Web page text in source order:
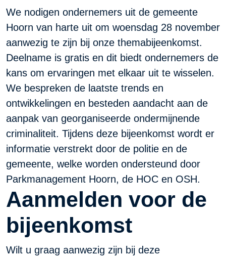
We nodigen ondernemers uit de gemeente
Hoorn van harte uit om woensdag 28 november
aanwezig te zijn bij onze themabijeenkomst.
Deelname is gratis en dit biedt ondernemers de
kans om ervaringen met elkaar uit te wisselen.
We bespreken de laatste trends en
ontwikkelingen en besteden aandacht aan de
aanpak van georganiseerde ondermijnende
criminaliteit. Tijdens deze bijeenkomst wordt er
informatie verstrekt door de politie en de
gemeente, welke worden ondersteund door
Parkmanagement Hoorn, de HOC en OSH.
Aanmelden voor de
bijeenkomst
Wilt u graag aanwezig zijn bij deze